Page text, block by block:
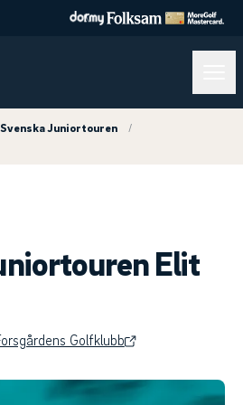
Svenska Juniortouren
/
Elit
Golfklubb